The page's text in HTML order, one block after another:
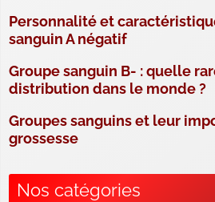
Personnalité et
sanguin A négatif
Groupe sanguin B- : quelle
distribution dans le monde ?
Groupes sanguins et leur
grossesse
Nos catégories